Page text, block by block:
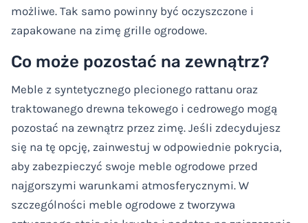
możliwe. Tak samo powinny być oczyszczone i
zapakowane na zimę grille ogrodowe.
Co może pozostać na zewnątrz?
Meble z syntetycznego plecionego rattanu oraz
traktowanego drewna tekowego i cedrowego mogą
pozostać na zewnątrz przez zimę. Jeśli zdecydujesz
się na tę opcję, zainwestuj w odpowiednie pokrycia,
aby zabezpieczyć swoje meble ogrodowe przed
najgorszymi warunkami atmosferycznymi. W
szczególności meble ogrodowe z tworzywa